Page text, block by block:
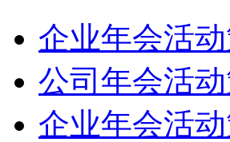
企业年会活
公司年会活
企业年会活